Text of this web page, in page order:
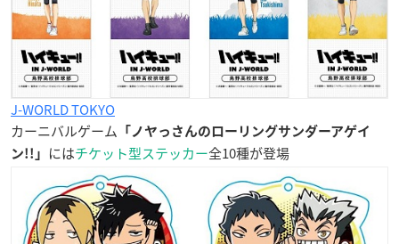
J-WORLD TOKYO
カーニバルゲーム 「ノヤっさんのローリングサンダーアゲイ
ン!!」
にはチケット型ステッカー全10種が登場